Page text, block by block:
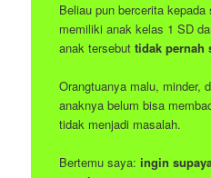
Beliau pun bercerita
memiliki anak kelas 1 SD
anak tersebut tidak pernah
Orangtuanya malu, minder,
anaknya belum bisa
tidak menjadi masalah.
Bertemu saya: ingin